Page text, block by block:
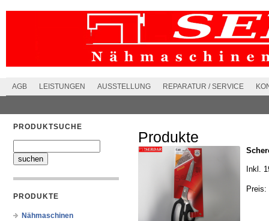
AGB LEISTUNGEN AUSSTELLUNG REPARATUR / SERVICE
PRODUKTSUCHE
PRODUKTE
Nähmaschinen
Produkte
Inkl.
Preis: